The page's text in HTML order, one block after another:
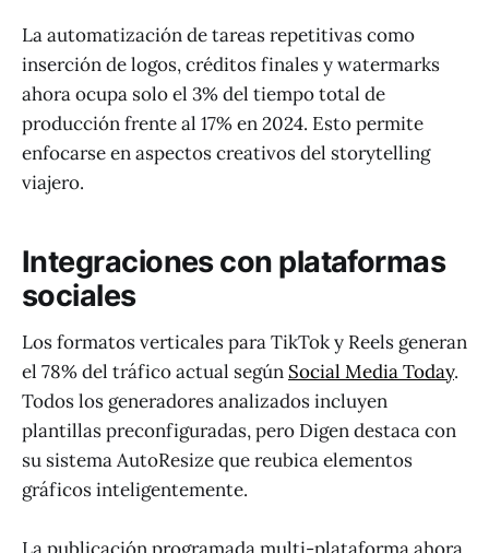
La automatización de tareas repetitivas como
inserción de logos, créditos finales y watermarks
ahora ocupa solo el 3% del tiempo total de
producción frente al 17% en 2024. Esto permite
enfocarse en aspectos creativos del storytelling
viajero.
Integraciones con plataformas
sociales
Los formatos verticales para TikTok y Reels generan
el 78% del tráfico actual según Social Media Today.
Todos los generadores analizados incluyen
plantillas preconfiguradas, pero Digen destaca con
su sistema AutoResize que reubica elementos
gráficos inteligentemente.